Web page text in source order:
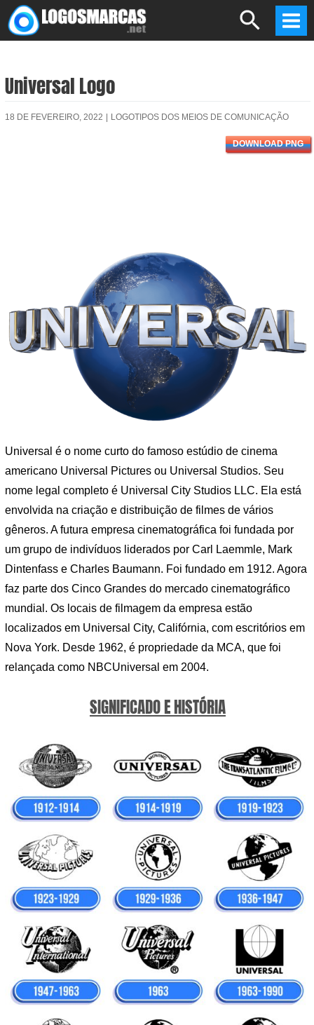
Skip
to
Search
Universal Logo
18 DE FEVEREIRO, 2022 LOGOTIPOS DOS MEIOS DE COMUNICAÇÃO
DOWNLOAD PNG
Universal é o nome curto do famoso estúdio de cinema
americano Universal Pictures ou Universal Studios. Seu
nome legal completo é Universal City Studios LLC. Ela está
envolvida na criação e distribuição de filmes de vários
gêneros. A futura empresa cinematográfica foi fundada por
um grupo de indivíduos liderados por Carl Laemmle, Mark
Dintenfass e Charles Baumann. Foi fundado em 1912. Agora
faz parte dos Cinco Grandes do mercado cinematográfico
mundial. Os locais de filmagem da empresa estão
localizados em Universal City, Califórnia, com escritórios em
Nova York. Desde 1962, é propriedade da MCA, que foi
relançada como NBCUniversal em 2004.
SIGNIFICADO E HISTÓRIA